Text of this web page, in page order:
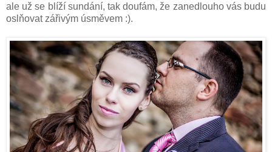
ale už se blíží sundání, tak doufám, že zanedlouho vás budu
oslňovat zářivým úsměvem :).